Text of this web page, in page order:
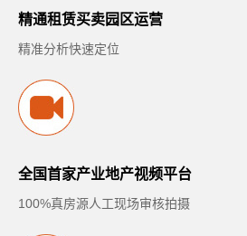
精通租赁买卖园区运营
精准分析快速定位
全国首家产业地产视频平台
100%真房源人工现场审核拍摄